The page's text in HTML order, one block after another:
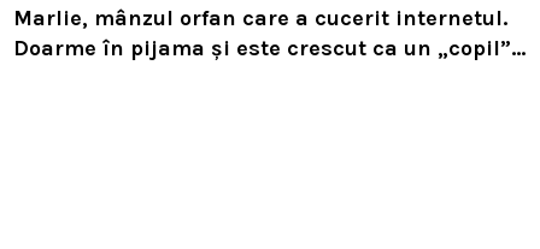
Marlie, mânzul orfan care a cucerit internetul.
Doarme în pijama și este crescut ca un „copil”